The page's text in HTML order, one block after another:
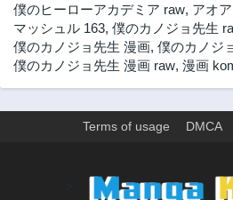
第6話
2ヶ月前
第5
2ヶ
第4話
2ヶ月前
第3
2ヶ
2ヶ
僕のヒーローアカデミア raw, アオ
マッシュル 163, 僕のカノジョ先生
僕のカノジョ先生 漫画, 僕のカノジ
僕のカノジョ先生 漫画 raw, 漫画
Terms of usage DMCA